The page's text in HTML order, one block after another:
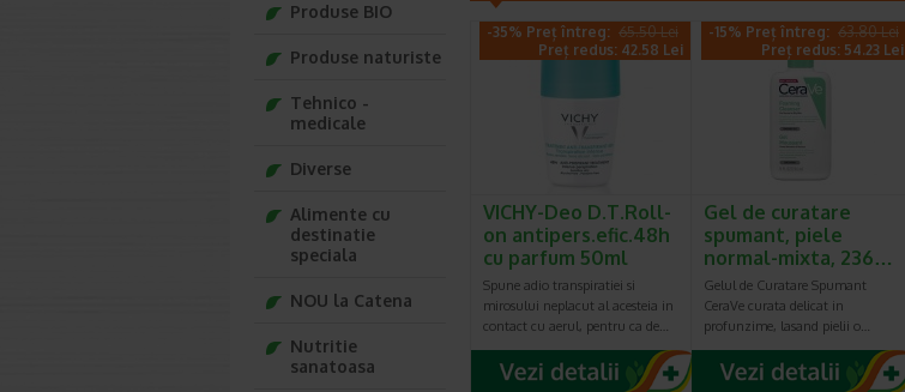
-35% Preț întreg: 65.50 Lei
Preț redus: 42.58 Lei
VICHY-Deo D.T.Roll-
on antipers.efic.48h
cu parfum 50ml
Spune adio transpiratiei si
mirosului neplacut al acesteia in
contact cu aerul, pentru ca de…
-15% Preț întreg: 63.80 Lei
Preț redus: 54.23 Lei
Gel de curatare
spumant, piele
normal-mixta, 236…
Gelul de Curatare Spumant
CeraVe curata delicat in
profunzime, lasand pielii o…
Produse BIO
Produse naturiste
Tehnico -
medicale
Diverse
Alimente cu
destinatie
speciala
NOU la Catena
Nutritie
sanatoasa